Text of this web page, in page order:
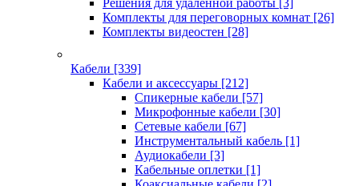
Решения для удаленной работы [3]
Комплекты для переговорных комнат [26]
Комплекты видеостен [28]
Кабели [339]
Кабели и аксессуары [212]
Спикерные кабели [57]
Микрофонные кабели [30]
Сетевые кабели [67]
Инструментальный кабель [1]
Аудиокабели [3]
Кабельные оплетки [1]